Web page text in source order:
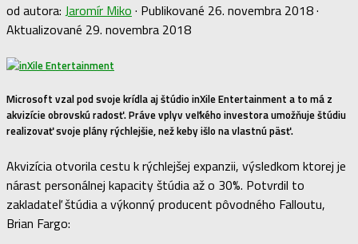
od autora: Jaromír Miko · Publikované 26. novembra 2018·
Aktualizované 29. novembra 2018
Microsoft vzal pod svoje krídla aj štúdio inXile Entertainment a to má z
akvizície obrovskú radosť. Práve vplyv veľkého investora umožňuje štúdiu
realizovať svoje plány rýchlejšie, než keby išlo na vlastnú päsť.
Akvizícia otvorila cestu k rýchlejšej expanzii, výsledkom ktorej je
nárast personálnej kapacity štúdia až o 30%. Potvrdil to
zakladateľ štúdia a výkonný producent pôvodného Falloutu,
Brian Fargo: